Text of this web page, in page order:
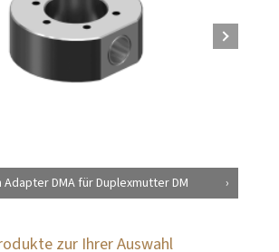
Adapter DMA für Duplexmutter DM
zur Ihrer Auswahl